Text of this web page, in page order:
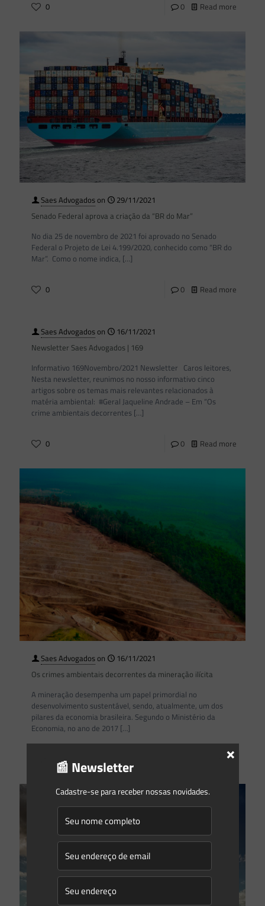
0 0 Read more
Saes Advogadoson
29/11/2021
Senado Federal aprova a criação da “BR do Mar”
No dia 25 de novembro de 2021 foi aprovado no Senado
Federal o Projeto de Lei 4.199/2020, conhecido como “BR do
Mar”. Como o nome indica, […]
0 0 Read more
Saes Advogadoson
16/11/2021
Newsletter Saes Advogados | 169
Informativo 169Novembro/2021 Newsletter Caros leitores,
Nesta newsletter, reunimos no nosso informativo cinco
artigos sobre os temas mais relevantes relacionados à
matéria ambiental: #Geral Jaqueline Andrade – Em “Os
crime ambientais decorrentes […]
0 0 Read more
Saes Advogadoson
16/11/2021
Os crimes ambientais decorrentes da mineração ilícita
A mineração desempenha um papel primordial no
desenvolvimento sustentável, sendo, atualmente, um dos
pilares da economia brasileira. Segundo o Ministério da
Economia, no ano de 2017 […]
Read more
📰 Newsletter
Cadastre-se para receber nossas novidades.
×